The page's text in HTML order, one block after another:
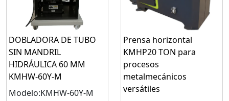
DOBLADORA DE TUBO
SIN MANDRIL
HIDRÁULICA 60 MM
KMHW-60Y-M
Modelo:KMHW-60Y-M
Prensa horizontal
KMHP20 TON para
procesos
metalmecánicos
versátiles